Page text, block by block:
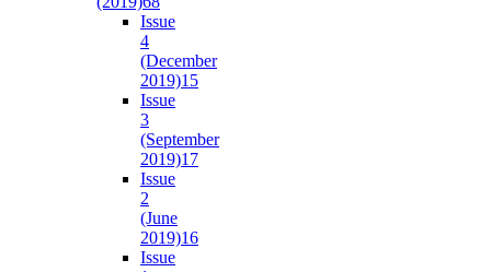
Issue
4
(December
2019)15
Issue
3
(September
2019)17
Issue
2
(June
2019)16
Issue